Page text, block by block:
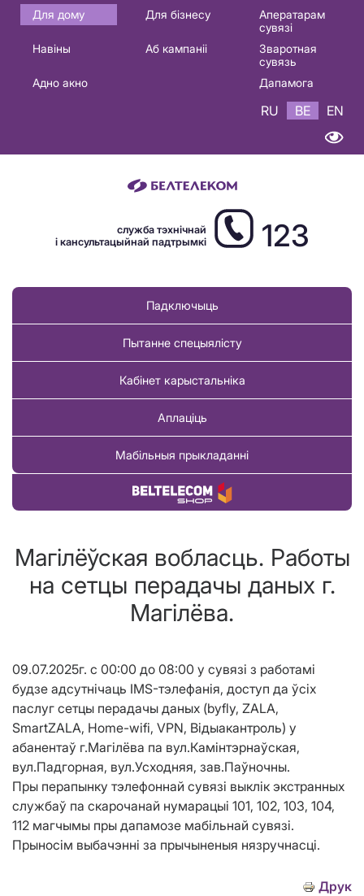
Основная
навигация
Для дому Для бізнесу
Аператарам
сувязі
Навіны
Аб кампаніі
Зваротная
сувязь
Адно акно
Дапамога
RU BE EN
служба тэхнічнай
і кансультацыйнай падтрымкі
123
Падключыць
Пытанне спецыялісту
Кабінет карыстальніка
Аплаціць
Мабільныя прыкладанні
Купіць тавар
Магілёўская вобласць. Работы
на сетцы перадачы даных г.
Магілёва.
09.07.2025г. с 00:00 до 08:00 у сувязі з работамі
будзе адсутнічаць IMS-тэлефанія, доступ да ўсіх
паслуг сетцы перадачы даных (byfly, ZALA,
SmartZALA, Home-wifi, VPN, Вiдыакантроль) у
абанентаў г.Магілёва па вул.Камінтэрнаўская,
вул.Падгорная, вул.Усходняя, зав.Паўночны.
Пры перапынку тэлефоннай сувязі выклік экстранных
службаў па скарочанай нумарацыі 101, 102, 103, 104,
112 магчымы пры дапамозе мабільнай сувязі.
Прыносім выбачэнні за прычыненыя нязручнасці.
Друк